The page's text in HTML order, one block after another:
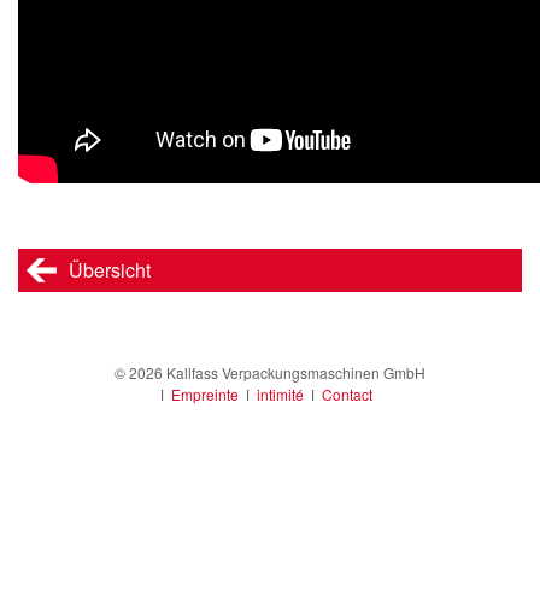
Übersicht
© 2026 Kallfass Verpackungsmaschinen GmbH
ǀ Empreinte ǀ intimité ǀ Contact